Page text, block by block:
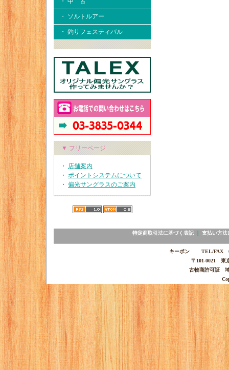
・ ソルトルアー
・ 釣りフェスティバル
▼ フリーページ
・ 店舗案内
・ ポイントシステムについて
・ 偏光サングラスのご案内
特定商取引法に基づく表記｜ 支払い方法
キーポン TEL/FAX
〒101-0021 東
古物商許可証